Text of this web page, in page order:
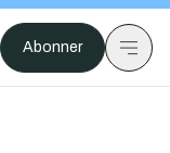
Abonner